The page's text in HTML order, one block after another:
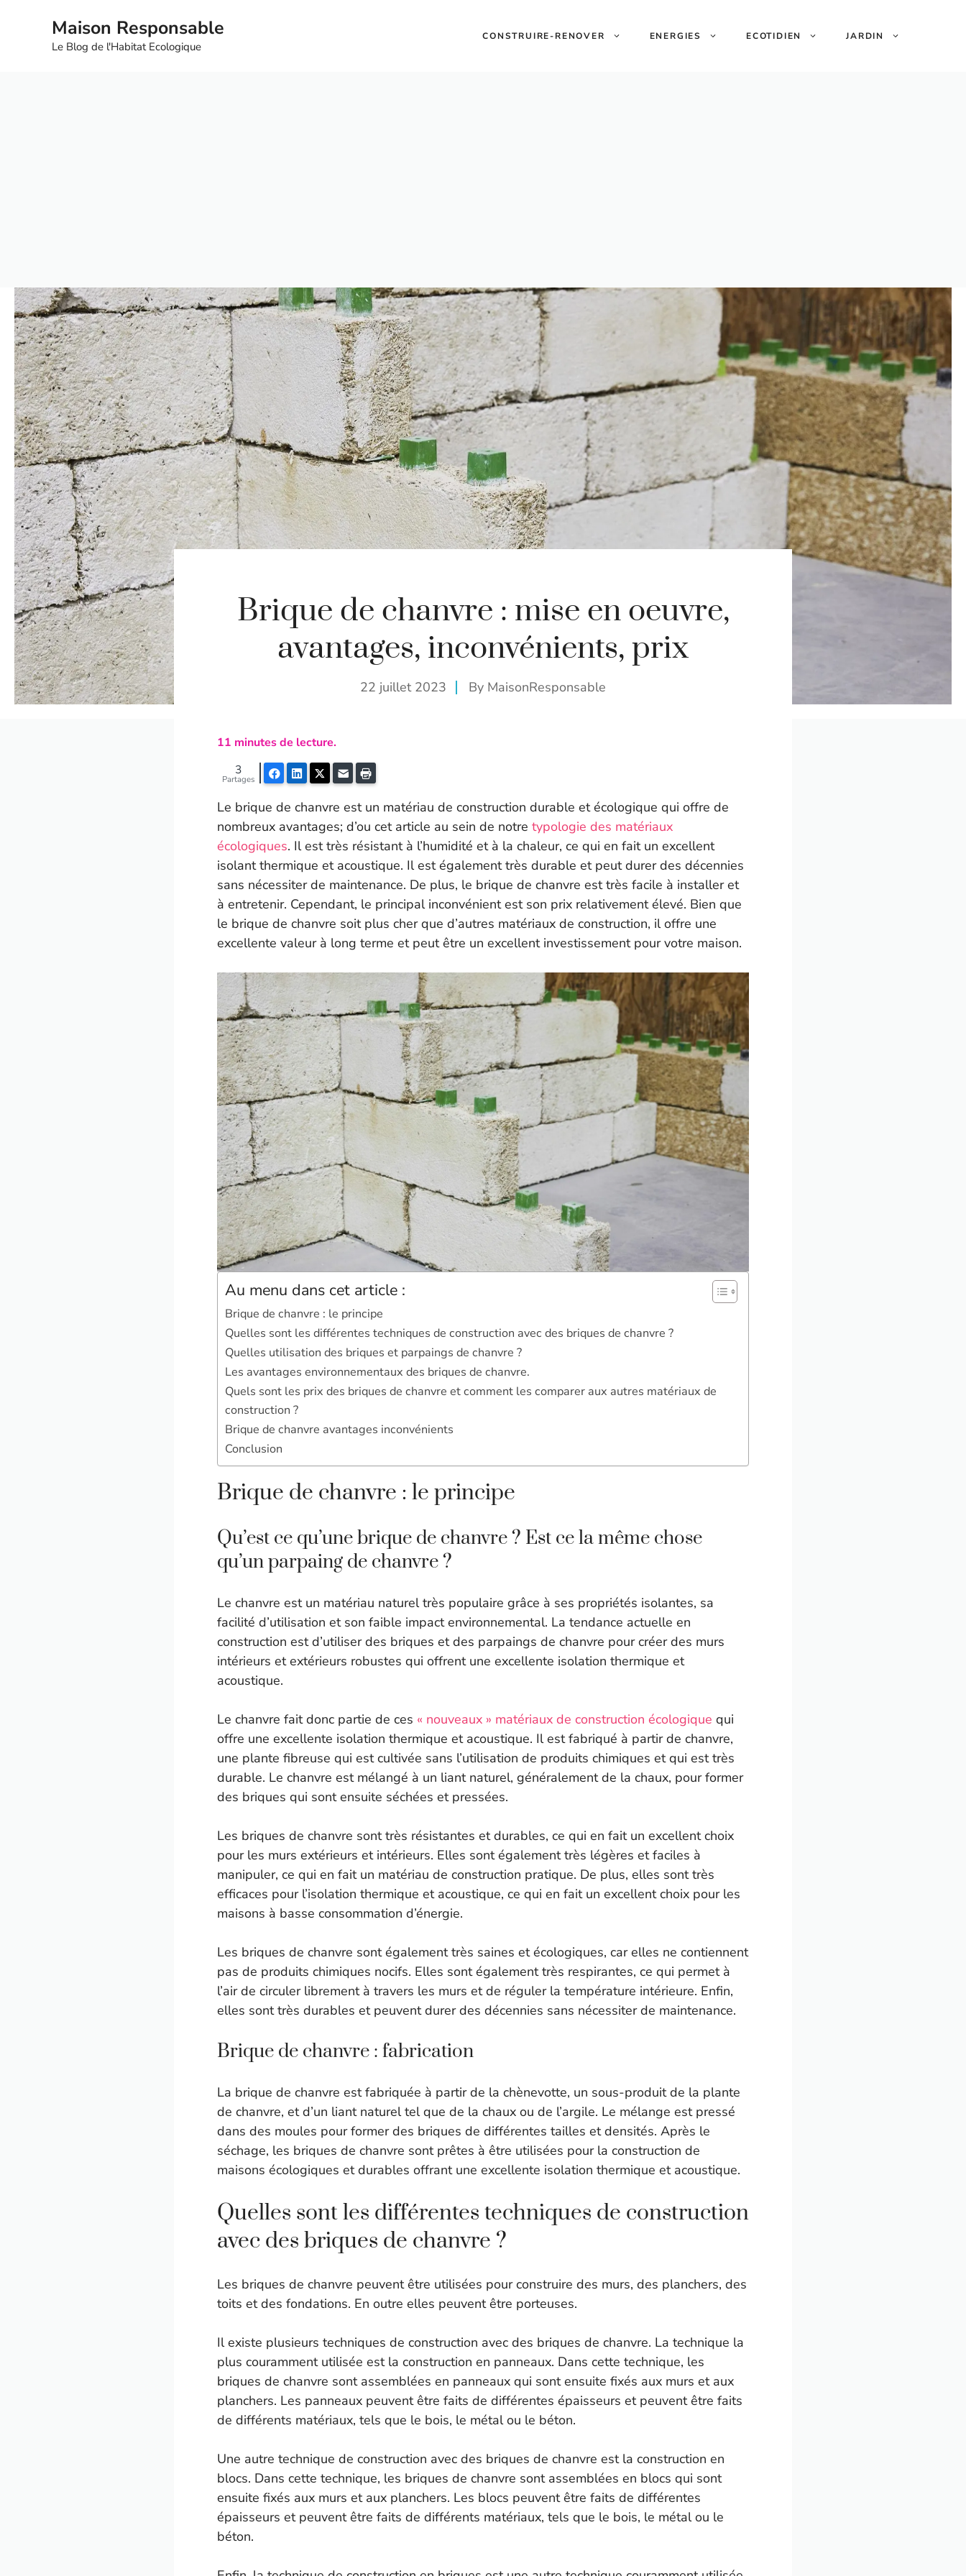
Maison Responsable
Le Blog de l'Habitat Ecologique
CONSTRUIRE-RENOVER ENERGIES ECOTIDIEN JARDIN
Brique de chanvre : mise en oeuvre,
avantages, inconvénients, prix
22 juillet 2023 By MaisonResponsable
11 minutes de lecture.
FacebookLinkedInTwitterE-mail
Partages
3
Le brique de chanvre est un matériau de construction durable et écologique qui offre de
nombreux avantages; d’ou cet article au sein de notre typologie des matériaux
écologiques. Il est très résistant à l’humidité et à la chaleur, ce qui en fait un excellent
isolant thermique et acoustique. Il est également très durable et peut durer des décennies
sans nécessiter de maintenance. De plus, le brique de chanvre est très facile à installer et
à entretenir. Cependant, le principal inconvénient est son prix relativement élevé. Bien que
le brique de chanvre soit plus cher que d’autres matériaux de construction, il offre une
excellente valeur à long terme et peut être un excellent investissement pour votre maison.
Au menu dans cet article :
Brique de chanvre : le principe
Quelles sont les différentes techniques de construction avec des briques de chanvre ?
Quelles utilisation des briques et parpaings de chanvre ?
Les avantages environnementaux des briques de chanvre.
Quels sont les prix des briques de chanvre et comment les comparer aux autres matériaux de
construction ?
Brique de chanvre avantages inconvénients
Conclusion
Brique de chanvre : le principe
Qu’est ce qu’une brique de chanvre ? Est ce la même chose
qu’un parpaing de chanvre ?
Le chanvre est un matériau naturel très populaire grâce à ses propriétés isolantes, sa
facilité d’utilisation et son faible impact environnemental. La tendance actuelle en
construction est d’utiliser des briques et des parpaings de chanvre pour créer des murs
intérieurs et extérieurs robustes qui offrent une excellente isolation thermique et
acoustique.
Le chanvre fait donc partie de ces « nouveaux » matériaux de construction écologique qui
offre une excellente isolation thermique et acoustique. Il est fabriqué à partir de chanvre,
une plante fibreuse qui est cultivée sans l’utilisation de produits chimiques et qui est très
durable. Le chanvre est mélangé à un liant naturel, généralement de la chaux, pour former
des briques qui sont ensuite séchées et pressées.
Les briques de chanvre sont très résistantes et durables, ce qui en fait un excellent choix
pour les murs extérieurs et intérieurs. Elles sont également très légères et faciles à
manipuler, ce qui en fait un matériau de construction pratique. De plus, elles sont très
efficaces pour l’isolation thermique et acoustique, ce qui en fait un excellent choix pour les
maisons à basse consommation d’énergie.
Les briques de chanvre sont également très saines et écologiques, car elles ne contiennent
pas de produits chimiques nocifs. Elles sont également très respirantes, ce qui permet à
l’air de circuler librement à travers les murs et de réguler la température intérieure. Enfin,
elles sont très durables et peuvent durer des décennies sans nécessiter de maintenance.
Brique de chanvre : fabrication
La brique de chanvre est fabriquée à partir de la chènevotte, un sous-produit de la plante
de chanvre, et d’un liant naturel tel que de la chaux ou de l’argile. Le mélange est pressé
dans des moules pour former des briques de différentes tailles et densités. Après le
séchage, les briques de chanvre sont prêtes à être utilisées pour la construction de
maisons écologiques et durables offrant une excellente isolation thermique et acoustique.
Quelles sont les différentes techniques de construction
avec des briques de chanvre ?
Les briques de chanvre peuvent être utilisées pour construire des murs, des planchers, des
toits et des fondations. En outre elles peuvent être porteuses.
Il existe plusieurs techniques de construction avec des briques de chanvre. La technique la
plus couramment utilisée est la construction en panneaux. Dans cette technique, les
briques de chanvre sont assemblées en panneaux qui sont ensuite fixés aux murs et aux
planchers. Les panneaux peuvent être faits de différentes épaisseurs et peuvent être faits
de différents matériaux, tels que le bois, le métal ou le béton.
Une autre technique de construction avec des briques de chanvre est la construction en
blocs. Dans cette technique, les briques de chanvre sont assemblées en blocs qui sont
ensuite fixés aux murs et aux planchers. Les blocs peuvent être faits de différentes
épaisseurs et peuvent être faits de différents matériaux, tels que le bois, le métal ou le
béton.